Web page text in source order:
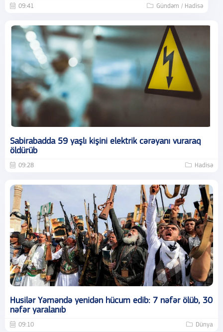
09:41 Gündəm / Hadisə
Sabirabadda 59 yaşlı kişini elektrik cərəyanı vuraraq
öldürüb
09:28 Hadisə
Husilər Yəməndə yenidən hücum edib: 7 nəfər ölüb, 30
nəfər yaralanıb
09:10 Dünya